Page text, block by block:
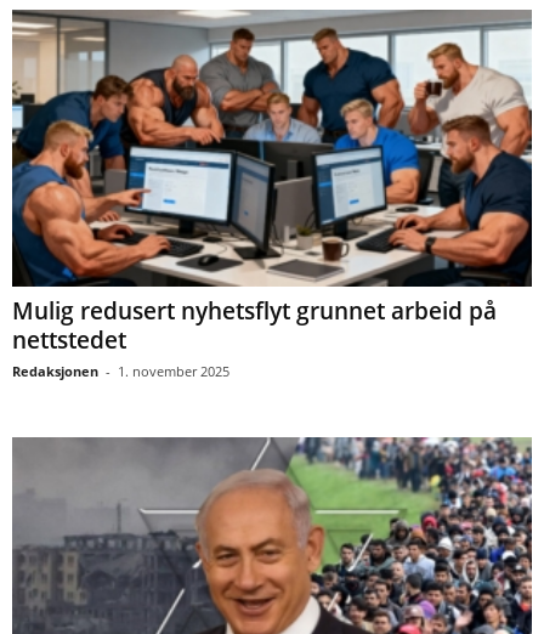
Mulig redusert nyhetsflyt grunnet arbeid på
nettstedet
Redaksjonen - 1. november 2025